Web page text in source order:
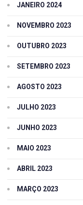
JANEIRO 2024
NOVEMBRO 2023
OUTUBRO 2023
SETEMBRO 2023
AGOSTO 2023
JULHO 2023
JUNHO 2023
MAIO 2023
ABRIL 2023
MARÇO 2023